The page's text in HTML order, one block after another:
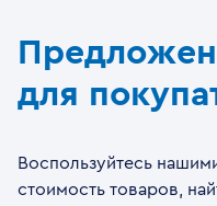
для
Воспользуйтесь
стоимость товаров,